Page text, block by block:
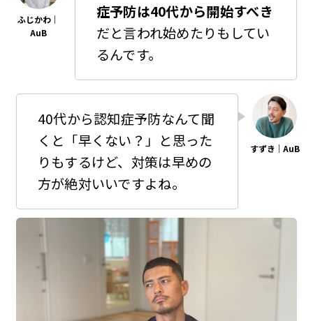
症予防は40代から開始すべき
だと言われ始めたりもしてい
るんです。
40代から認知症予防なんて聞
くと「早くない？」と思った
りもするけど、対策は早めの
方が絶対いいですよね。